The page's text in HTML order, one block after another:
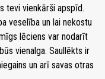
tevi vienkārši apspīd.
veselība un lai nekostu
lēciens var nodarīt
vienalga. Saullēkts ir
un arī savas otras